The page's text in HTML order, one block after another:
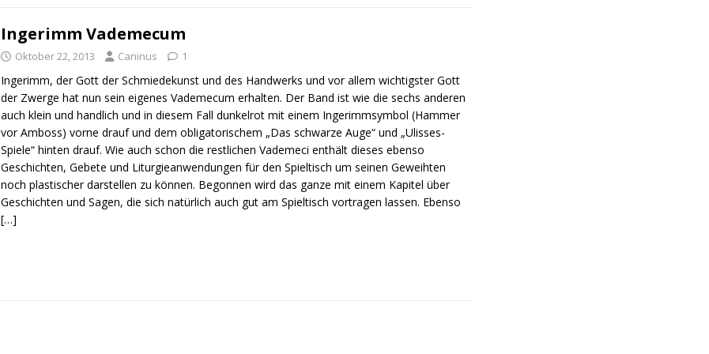
Ingerimm Vademecum
Oktober 22, 2013 Caninus 1
Ingerimm, der Gott der Schmiedekunst und des Handwerks und vor allem wichtigster Gott
der Zwerge hat nun sein eigenes Vademecum erhalten. Der Band ist wie die sechs anderen
auch klein und handlich und in diesem Fall dunkelrot mit einem Ingerimmsymbol (Hammer
vor Amboss) vorne drauf und dem obligatorischem „Das schwarze Auge“ und „Ulisses-
Spiele“ hinten drauf. Wie auch schon die restlichen Vademeci enthält dieses ebenso
Geschichten, Gebete und Liturgieanwendungen für den Spieltisch um seinen Geweihten
noch plastischer darstellen zu können. Begonnen wird das ganze mit einem Kapitel über
Geschichten und Sagen, die sich natürlich auch gut am Spieltisch vortragen lassen. Ebenso
[…]